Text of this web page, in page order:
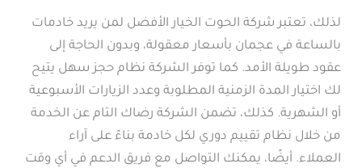
لذلك، تعتبر شركة الحوت الخيار الأفضل لمن يريد خادمات
بالساعة في عجمان بأسعار معقولة، وبدون الحاجة إلى
عقود طويلة الأمد. كما توفر الشركة نظام حجز سهل يتيح
لك اختيار المدة الزمنية المطلوبة وعدد الزيارات الأسبوعية
أو الشهرية. كذلك، تضمن الشركة رضاك التام عن الخدمة
من خلال نظام تقييم دوري لكل خادمة بناءً على آراء
العملاء. أيضًا، يمكنك التواصل مع فريق الدعم في أي وقت